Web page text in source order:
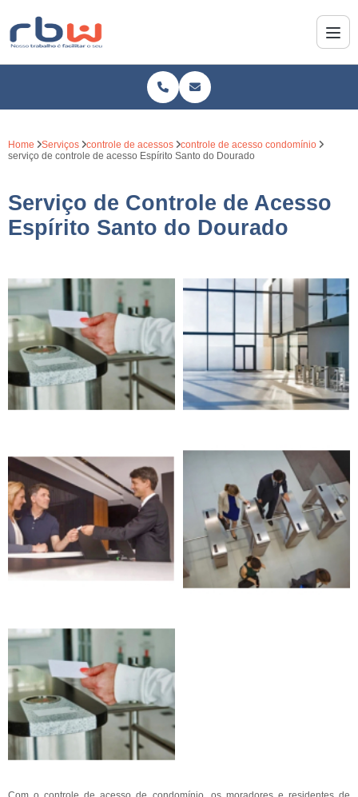
Home Serviços controle de acessos
controle de acesso condomínio
serviço de controle de acesso Espírito Santo do Dourado
Serviço de Controle de Acesso
Espírito Santo do Dourado